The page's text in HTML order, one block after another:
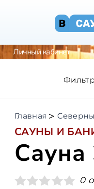
Личный кабинет
Главная
САУНЫ И
0